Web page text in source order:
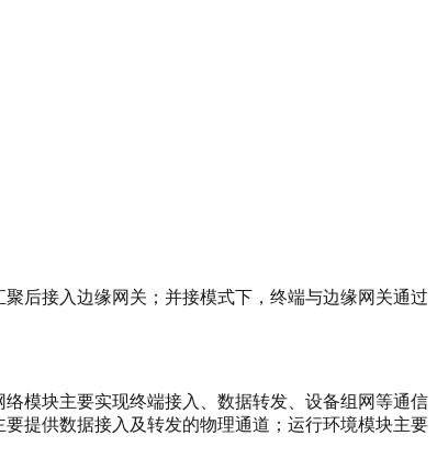
后接入边缘网关；并接模式下，终端与边缘网关通过
模块主要实现终端接入、数据转发、设备组网等通信
提供数据接入及转发的物理通道；运行环境模块主要